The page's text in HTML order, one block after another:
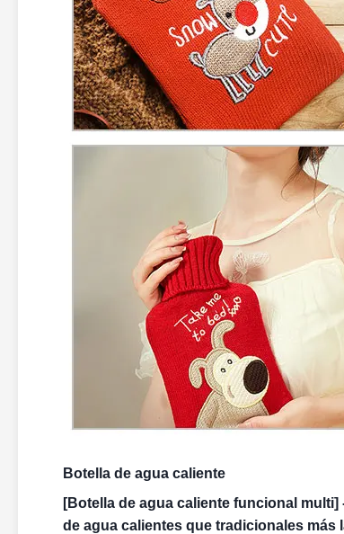
Botella de agua caliente
[Botella de agua caliente funcional
de agua calientes que tradicionales